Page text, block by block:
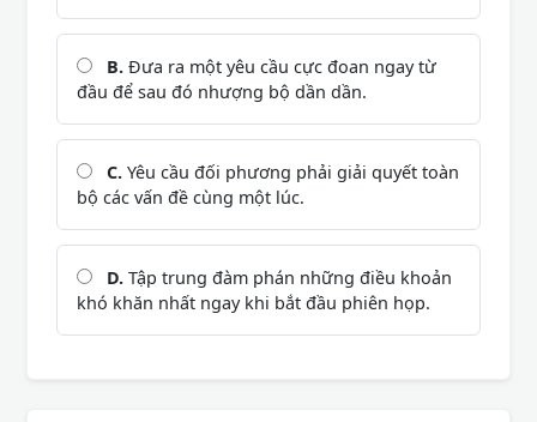
B. Đưa ra một yêu cầu cực đoan ngay từ
đầu để sau đó nhượng bộ dần dần.
C. Yêu cầu đối phương phải giải quyết toàn
bộ các vấn đề cùng một lúc.
D. Tập trung đàm phán những điều khoản
khó khăn nhất ngay khi bắt đầu phiên họp.